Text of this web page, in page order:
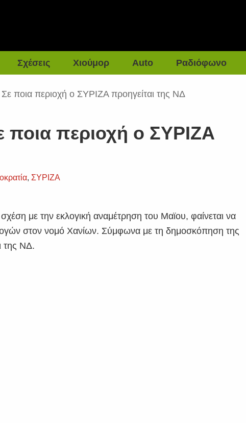
Σχέσεις Χιούμορ Auto Ραδιόφωνο
ποια περιοχή ο ΣΥΡΙΖΑ προηγείται της ΝΔ
περιοχή ο ΣΥΡΙΖΑ
, ΣΥΡΙΖΑ
με την εκλογική αναμέτρηση του Μαϊου, φαίνεται να
στον νομό Χανίων. Σύμφωνα με τη δημοσκόπηση της
της ΝΔ.